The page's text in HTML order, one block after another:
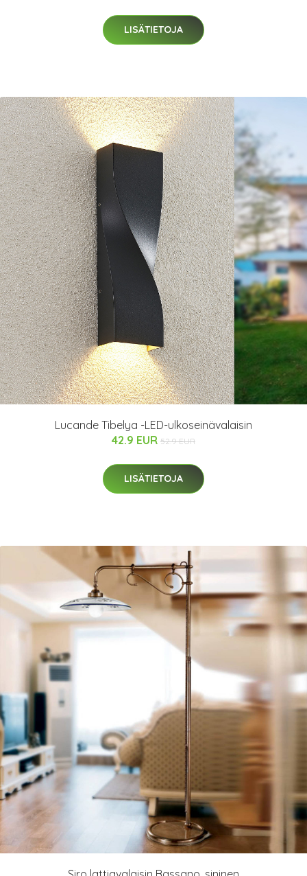
LISÄTIETOJA
Lucande Tibelya -LED-ulkoseinävalaisin
42.9 EUR 52.9 EUR
LISÄTIETOJA